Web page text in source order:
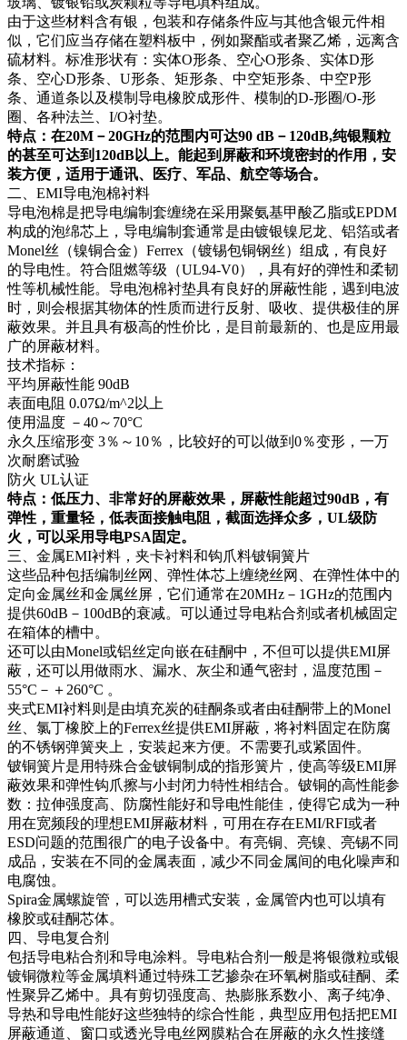
由于这些材料含有银，包装和存储条件应与其他含银元件相
似，它们应当存储在塑料板中，例如聚酯或者聚乙烯，远离含
硫材料。标准形状有：实体O形条、空心O形条、实体D形
条、空心D形条、U形条、矩形条、中空矩形条、中空P形
条、通道条以及模制导电橡胶成形件、模制的D-形圈/O-形
圈、各种法兰、I/O衬垫。
特点：在20M－20GHz的范围内可达90 dB－120dB,纯银颗粒
的甚至可达到120dB以上。能起到屏蔽和环境密封的作用，安
装方便，适用于通讯、医疗、军品、航空等场合。
二、EMI导电泡棉衬料
导电泡棉是把导电编制套缠绕在采用聚氨基甲酸乙脂或EPDM
构成的泡绵芯上，导电编制套通常是由镀银镍尼龙、铝箔或者
Monel丝（镍铜合金）Ferrex（镀锡包铜钢丝）组成，有良好
的导电性。符合阻燃等级（UL94-V0），具有好的弹性和柔韧
性等机械性能。导电泡棉衬垫具有良好的屏蔽性能，遇到电波
时，则会根据其物体的性质而进行反射、吸收、提供极佳的屏
蔽效果。并且具有极高的性价比，是目前最新的、也是应用最
广的屏蔽材料。
技术指标：
平均屏蔽性能 90dB
表面电阻 0.07Ω/m^2以上
使用温度 －40～70°C
永久压缩形变 3％～10％，比较好的可以做到0％变形，一万
次耐磨试验
防火 UL认证
特点：低压力、非常好的屏蔽效果，屏蔽性能超过90dB，有
弹性，重量轻，低表面接触电阻，截面选择众多，UL级防
火，可以采用导电PSA固定。
三、金属EMI衬料，夹卡衬料和钩爪料铍铜簧片
这些品种包括编制丝网、弹性体芯上缠绕丝网、在弹性体中的
定向金属丝和金属丝屏，它们通常在20MHz－1GHz的范围内
提供60dB－100dB的衰减。可以通过导电粘合剂或者机械固定
在箱体的槽中。
还可以由Monel或铝丝定向嵌在硅酮中，不但可以提供EMI屏
蔽，还可以用做雨水、漏水、灰尘和通气密封，温度范围－
55°C－＋260°C 。
夹式EMI衬料则是由填充炭的硅酮条或者由硅酮带上的Monel
丝、氯丁橡胶上的Ferrex丝提供EMI屏蔽，将衬料固定在防腐
的不锈钢弹簧夹上，安装起来方便。不需要孔或紧固件。
铍铜簧片是用特殊合金铍铜制成的指形簧片，使高等级EMI屏
蔽效果和弹性钩爪擦与小封闭力特性相结合。铍铜的高性能参
数：拉伸强度高、防腐性能好和导电性能佳，使得它成为一种
用在宽频段的理想EMI屏蔽材料，可用在存在EMI/RFI或者
ESD问题的范围很广的电子设备中。有亮铜、亮镍、亮锡不同
成品，安装在不同的金属表面，减少不同金属间的电化噪声和
电腐蚀。
Spira金属螺旋管，可以选用槽式安装，金属管内也可以填有
橡胶或硅酮芯体。
四、导电复合剂
包括导电粘合剂和导电涂料。导电粘合剂一般是将银微粒或银
镀铜微粒等金属填料通过特殊工艺掺杂在环氧树脂或硅酮、柔
性聚异乙烯中。具有剪切强度高、热膨胀系数小、离子纯净、
导热和导电性能好这些独特的综合性能，典型应用包括把EMI
屏蔽通道、窗口或透光导电丝网膜粘合在屏蔽的永久性接缝